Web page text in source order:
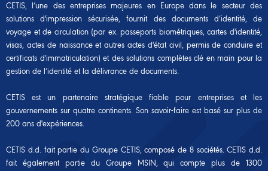
CETIS, l’une des entreprises majeures en Europe dans le secteur des
solutions d'impression sécurisée, fournit des documents d’identité, de
voyage et de circulation (par ex. passeports biométriques, cartes d'identité,
visas, actes de naissance et autres actes d'état civil, permis de conduire et
certificats d'immatriculation) et des solutions complètes clé en main pour la
gestion de l’identité et la délivrance de documents.
CETIS est un partenaire stratégique fiable pour entreprises et les
gouvernements sur quatre continents. Son savoir-faire est basé sur plus de
200 ans d'expériences.
CETIS d.d. fait partie du Groupe CETIS, composé de 8 sociétés. CETIS d.d.
fait également partie du Groupe MSIN , qui compte plus de 1300